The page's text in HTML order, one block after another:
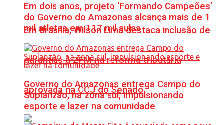
Em Brasília, Wilson Lima destaca inclusão de
garantias à ZFM na reforma tributária
aprovada na CCJ do Senado
Em dois anos, projeto ‘Formando Campeões’
do Governo do Amazonas alcança mais de 1
mil atletas em 117 mil aulas
Governo do Amazonas entrega Campo do
Suplanzão, na zona sul, impulsionando
esporte e lazer na comunidade